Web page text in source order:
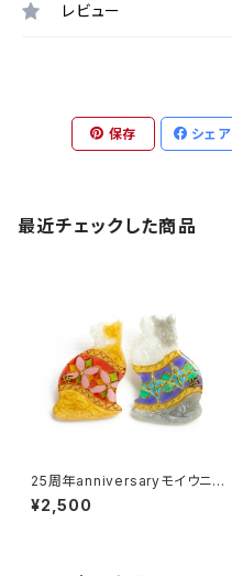
レビュー
保存 シェア
最近チェックした商品
25周年anniversaryモイウニバ
ッジ
¥2,500